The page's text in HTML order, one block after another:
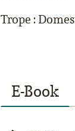
Trope :
E-Book